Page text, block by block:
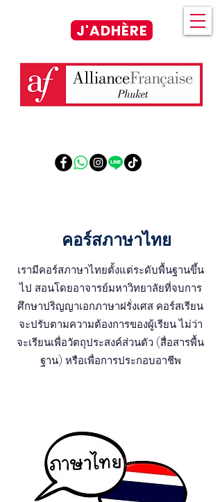
J'ADHÈRE
คอร์สภาษาไทย
เรามีคอร์สภาษาไทยตั้งแต่ระดับพื้นฐานขึ้น
ไป สอนโดยอาจารย์มหาวิทยาลัยที่จบการ
ศึกษาปริญญาเอกภาษาฝรั่งเศส คอร์สเรียน
จะปรับตามความต้องการของผู้เรียน ไม่ว่า
จะเรียนเพื่อวัตถุประสงค์ส่วนตัว (สื่อสารพื้น
ฐาน) หรือเพื่อการประกอบอาชีพ